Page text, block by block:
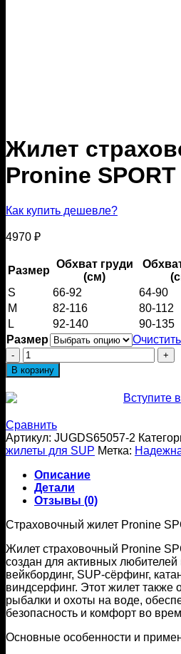
Жилет
Pronine
Как купить дешевле?
4970 ₽
Размер
Обхват груди
(см)
S
66-92 64-90
M
82-116 80-112
L
92-140 90-135
Размер
Очистить
Количество
товара
Жилет
Pink
Vest
В корзину
Сравнить
Артикул: JUGDS65057-2
жилеты для SUP Метка:
Описание
Детали
Отзывы (0)
Страховочный жилет Pronine
Жилет страховочный Pronine
создан для активных
вейкбординг, SUP-сёрфинг,
виндсерфинг. Этот жилет также
рыбалки и охоты на воде,
безопасность и комфорт во
Основные особенности и